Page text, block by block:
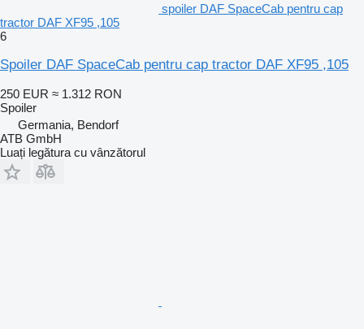
spoiler DAF SpaceCab pentru cap
tractor DAF XF95 ,105
6
Spoiler DAF SpaceCab pentru cap tractor DAF XF95 ,105
250 EUR ≈ 1.312 RON
Spoiler
Germania, Bendorf
ATB GmbH
Luați legătura cu vânzătorul